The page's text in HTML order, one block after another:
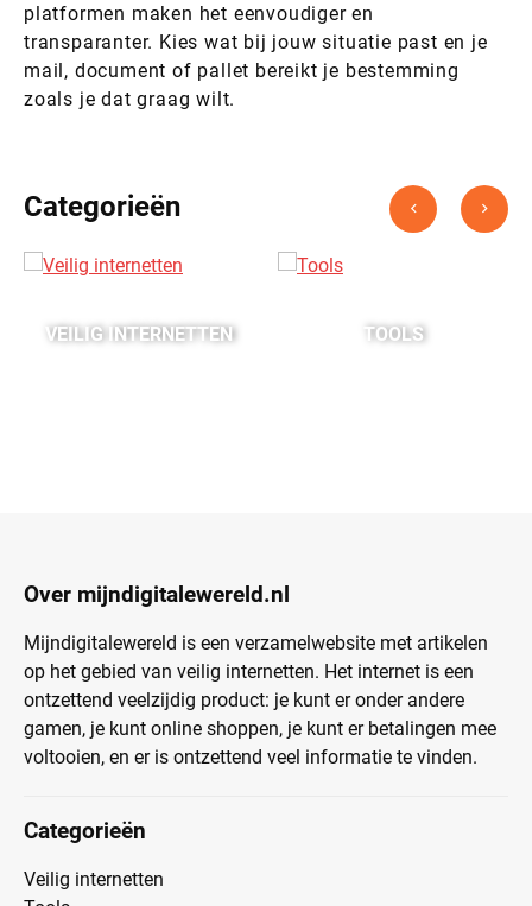
platformen maken het eenvoudiger en
transparanter. Kies wat bij jouw situatie past en je
mail, document of pallet bereikt je bestemming
zoals je dat graag wilt.
Categorieën
VEILIG INTERNETTEN TOOLS
Over mijndigitalewereld.nl
Mijndigitalewereld is een verzamelwebsite met artikelen
op het gebied van veilig internetten. Het internet is een
ontzettend veelzijdig product: je kunt er onder andere
gamen, je kunt online shoppen, je kunt er betalingen mee
voltooien, en er is ontzettend veel informatie te vinden.
Categorieën
Veilig internetten